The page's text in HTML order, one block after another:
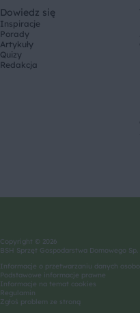
Dowiedz się
Inspiracje
Porady
Artykuły
Quizy
Redakcja
Copyright © 2026
BSH Sprzęt Gospodarstwa Domowego
Informacje o przetwarzaniu danych
Podstawowe informacje prawne
Informacje na temat cookies
Regulamin
Zgłoś problem ze stroną